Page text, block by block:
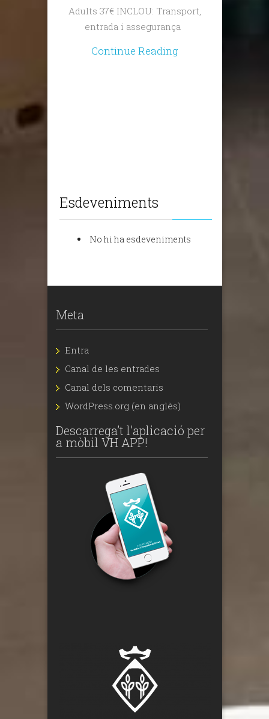
Adults 37€ INCLOU: Transport,
entrada i assegurança
Continue Reading
Esdeveniments
No hi ha esdeveniments
Meta
Entra
Canal de les entrades
Canal dels comentaris
WordPress.org (en anglès)
Descarrega’t l’aplicació per
a mòbil VH APP!